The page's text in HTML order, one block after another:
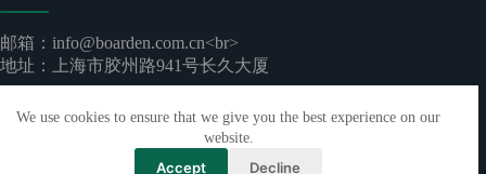
We use cookies to ensure that we give you the best experience on our
website.
Accept Decline
邮箱：info@boarden.com.cn<br>
地址：上海市胶州路941号长久大厦
版权所有 © 2026 -上海宝宫实业有限公司 ｜沪ICP备
2024096892号-1